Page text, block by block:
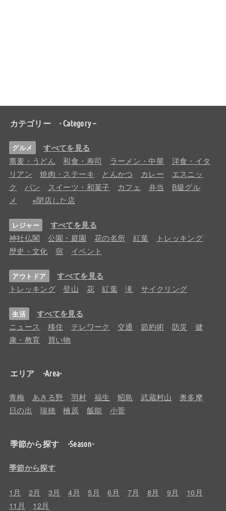
カテゴリー - Category –
グルメ すべてを見る
蕎麦・うどん 和食・寿司 ラーメン・中華
洋食・イタ
リアン
焼肉・ステーキ とんかつ カレー
エスニッ
ク
パン スイーツ・和菓子 カフェ 弁当
B級グル
メ
※閉店した店
レジャー すべてを見る
神社仏閣 公園・庭園 花の名所 紅葉
トレッキング
歴史・文化
宿 イベント
アウトドア すべてを見る
トレッキング 登山 花 紅葉 滝 サイクリング
生活 すべてを見る
ニュース 移住 テレワーク 交通 節約術 防災
健
康・教育
買い物
エリア -Area-
青梅 あきる野 羽村 福生 昭島 武蔵村山
奥多摩
日の出
瑞穂 檜原 飯能 小菅
季節から探す -Season-
季節から探す
1月 2月 3月 4月 5月 6月 7月 8月 9月
10月
11月
12月